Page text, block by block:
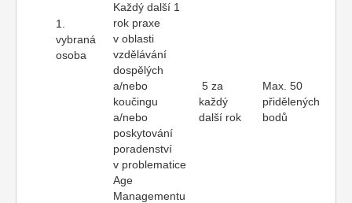
1.
vybraná
osoba
Každý další 1
rok praxe
v oblasti
vzdělávání
dospělých
a/nebo
koučingu
a/nebo
poskytování
poradenství
v problematice
Age
Managementu
5 za
každý
další rok
Max. 50
přidělených
bodů